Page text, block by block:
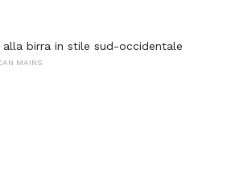
alla birra in stile sud-occidentale
MAINS